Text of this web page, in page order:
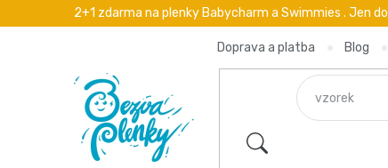
na
2+1 zdarma na plenky Babycharm a Swimmies . Jen do
Doprava a platba Blog